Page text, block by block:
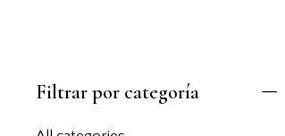
Filtrar por categoría